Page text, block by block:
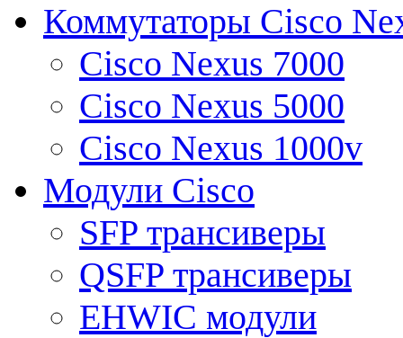
Коммутаторы Cisco
Cisco Nexus 7000
Cisco Nexus 5000
Cisco Nexus 1000v
Модули Cisco
SFP трансиверы
QSFP трансиверы
EHWIC модули